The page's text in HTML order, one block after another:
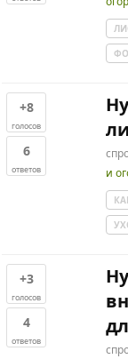
+8
голосов
6
ответов
и
+3
голосов
4
ответов